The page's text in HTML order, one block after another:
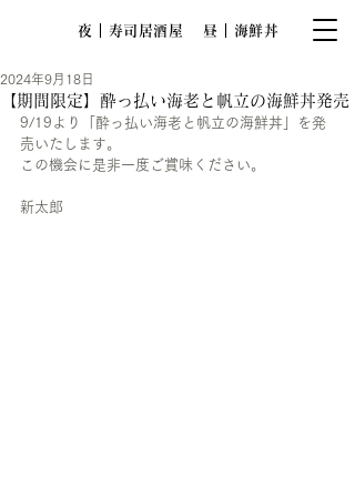
昼｜海鮮丼
夜｜寿司居酒屋
【期間限定】酔っ払い海老と帆立の海鮮丼発売
2024年9月18日
9/19より「酔っ払い海老と帆立の海鮮丼」を発
売いたします。
この機会に是非一度ご賞味ください。
新太郎